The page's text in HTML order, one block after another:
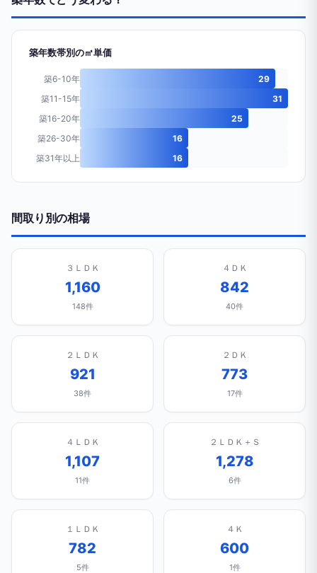
築年数帯別の㎡単価
築6-10年
29
築11-15年
31
築16-20年
25
築26-30年
16
築31年以上
16
間取り別の相場
３ＬＤＫ
1,160
148件
４ＤＫ
842
40件
２ＬＤＫ
921
38件
２ＤＫ
773
17件
４ＬＤＫ
1,107
11件
２ＬＤＫ＋Ｓ
1,278
6件
１ＬＤＫ
782
5件
４Ｋ
600
1件